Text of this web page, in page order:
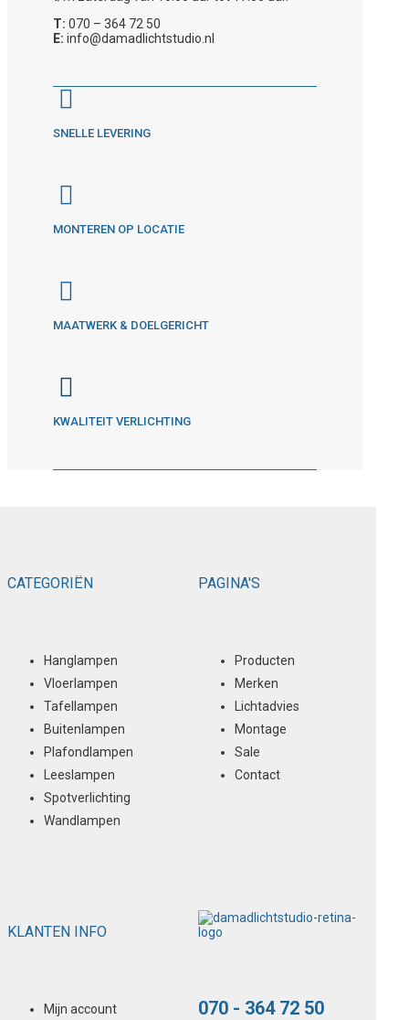
T: 070 – 364 72 50
E: info@damadlichtstudio.nl
SNELLE LEVERING
MONTEREN OP LOCATIE
MAATWERK & DOELGERICHT
KWALITEIT VERLICHTING
CATEGORIËN
Hanglampen
Vloerlampen
Tafellampen
Buitenlampen
Plafondlampen
Leeslampen
Spotverlichting
Wandlampen
PAGINA'S
Producten
Merken
Lichtadvies
Montage
Sale
Contact
KLANTEN INFO
Mijn account
070 - 364 72 50